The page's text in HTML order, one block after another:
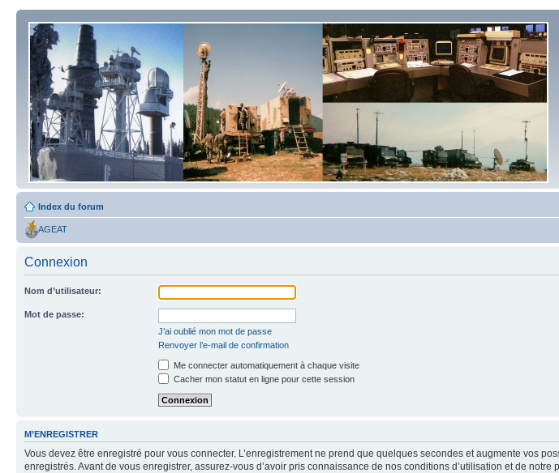
Index du forum
AGEAT
Connexion
Nom d’utilisateur:
Mot de passe:
J’ai oublié mon mot de passe
Renvoyer l’e-mail de confirmation
Me connecter automatiquement à chaque visite
Cacher mon statut en ligne pour cette session
M’ENREGISTRER
Vous devez être enregistré pour vous connecter. L’enregistrement ne prend que quelques secondes et augmente vos
enregistrés. Avant de vous enregistrer, assurez-vous d’avoir pris connaissance de nos conditions d’utilisation et de